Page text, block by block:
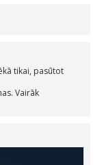
tikai, pasūtot
Vairāk